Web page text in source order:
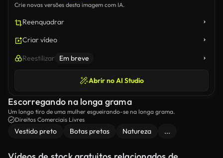
Crie novas versões desta imagem com IA.
Reenquadrar
Criar vídeo
Reestilizar Em breve
Abrir no AI Studio
Escorregando na longa grama
Um longo tiro de uma mulher esgueirando-se na longa grama.
Direitos Comerciais Livres
Vestido preto Botas pretas Natureza ...